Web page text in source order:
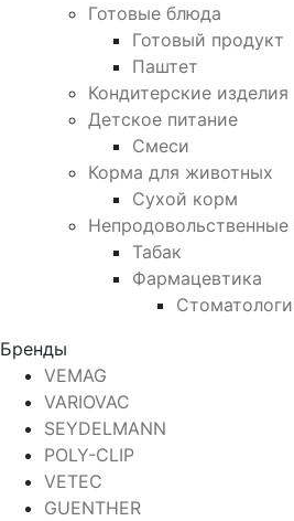
Готовые блюда
Готовый продукт
Паштет
Кондитерские изделия
Детское питание
Смеси
Корма для животных
Сухой корм
Табак
Фармацевтика
Бренды
VEMAG
VARIOVAC
SEYDELMANN
POLY-CLIP
VETEC
GUENTHER